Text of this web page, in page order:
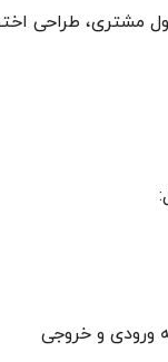
مشتری، طراحی
ورودی و خروجی